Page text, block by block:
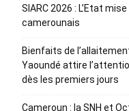
SIARC 2026 : L’Etat
camerounais
Bienfaits de
Yaoundé attire
dès les premiers jours
Cameroun : la SNH et